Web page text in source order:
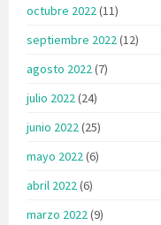
octubre 2022(11)
septiembre 2022(12)
agosto 2022(7)
julio 2022(24)
junio 2022(25)
mayo 2022(6)
abril 2022(6)
marzo 2022(9)